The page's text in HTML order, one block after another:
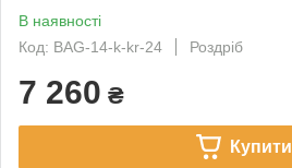
В наявності
Код: BAG-14-k-kr-24
Роздріб
7 260 ₴
Купити